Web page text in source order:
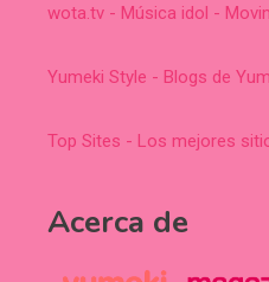
wota.tv - Música idol -
Yumeki Style - Blogs de
Top Sites - Los mejores
Acerca de